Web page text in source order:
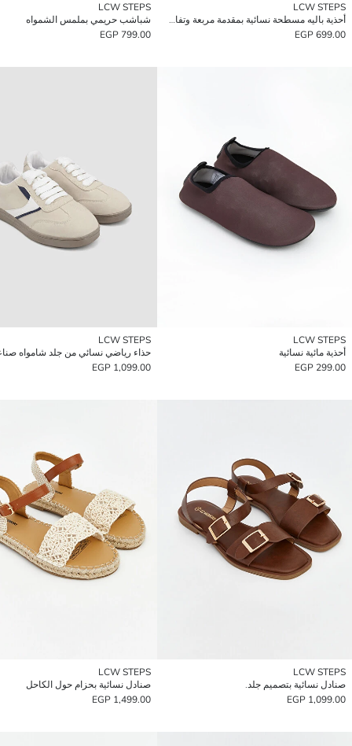
LCW STEPS
أحذية باليه مسطحة نسائية بمقدمة مربعة وتفاصيل إبزيم
699.00 EGP
LCW STEPS
شباشب حريمي بملمس الشمواه
799.00 EGP
LCW STEPS
أحذية مائية نسائية
299.00 EGP
LCW STEPS
حذاء رياضي نسائي من جلد شامواه
1,099.00 EGP
LCW STEPS
صنادل نسائية بتصميم جلد.
1,099.00 EGP
LCW STEPS
صنادل نسائية بحزام حول الكاحل
1,499.00 EGP